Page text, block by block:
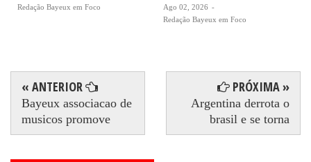
Redação Bayeux em Foco
Ago 02, 2026 -
Redação Bayeux em Foco
« ANTERIOR
Bayeux associacao de
musicos promove
PRÓXIMA »
Argentina derrota o
brasil e se torna